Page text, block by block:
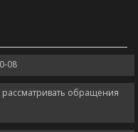
08
обращения